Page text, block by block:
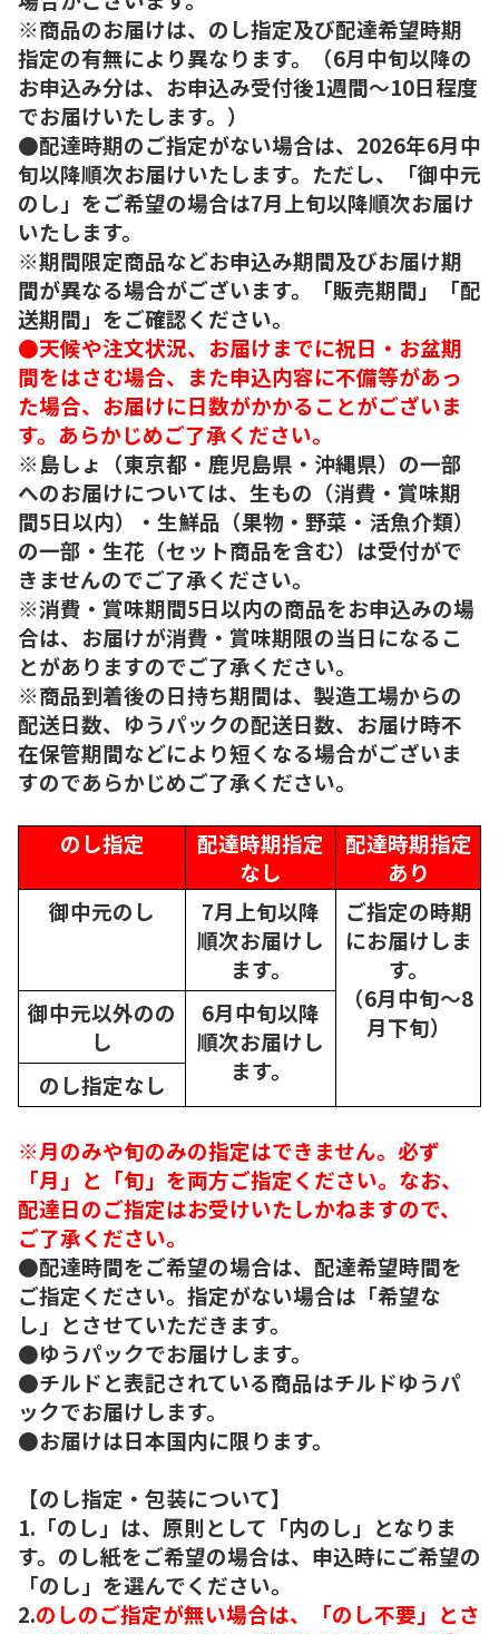
※商品のお届けは、のし指定及び配達希望時期
指定の有無により異なります。（6月中旬以降の
お申込み分は、お申込み受付後1週間～10日程度
でお届けいたします。）
●配達時期のご指定がない場合は、2026年6月中
旬以降順次お届けいたします。ただし、「御中元
のし」をご希望の場合は7月上旬以降順次お届け
いたします。
※期間限定商品などお申込み期間及びお届け期
間が異なる場合がございます。「販売期間」「配
送期間」をご確認ください。
●天候や注文状況、お届けまでに祝日・お盆期
間をはさむ場合、また申込内容に不備等があっ
た場合、お届けに日数がかかることがございま
す。あらかじめご了承ください。
※島しょ（東京都・鹿児島県・沖縄県）の一部
へのお届けについては、生もの（消費・賞味期
間5日以内）・生鮮品（果物・野菜・活魚介類）
の一部・生花（セット商品を含む）は受付がで
きませんのでご了承ください。
※消費・賞味期間5日以内の商品をお申込みの場
合は、お届けが消費・賞味期限の当日になるこ
とがありますのでご了承ください。
※商品到着後の日持ち期間は、製造工場からの
配送日数、ゆうパックの配送日数、お届け時不
在保管期間などにより短くなる場合がございま
すのであらかじめご了承ください。
のし指定
配達時期指定
なし
配達時期指定
あり
御中元のし
7月上旬以降
順次お届けし
ます。
ご指定の時期
にお届けしま
す。
（6月中旬～8
月下旬）
御中元以外のの
し
6月中旬以降
順次お届けし
ます。
のし指定なし
※月のみや旬のみの指定はできません。必ず
「月」と「旬」を両方ご指定ください。なお、
配達日のご指定はお受けいたしかねますので、
ご了承ください。
●配達時間をご希望の場合は、配達希望時間を
ご指定ください。指定がない場合は「希望な
し」とさせていただきます。
●ゆうパックでお届けします。
●チルドと表記されている商品はチルドゆうパ
ックでお届けします。
●お届けは日本国内に限ります。
【のし指定・包装について】
1.「のし」は、原則として「内のし」となりま
す。のし紙をご希望の場合は、申込時にご希望の
「のし」を選んでください。
2.のしのご指定が無い場合は、「のし不要」とさ